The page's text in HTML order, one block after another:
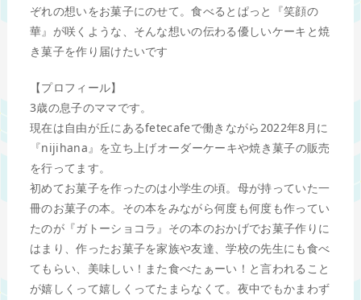
ぞれの想いをお菓子にのせて。食べるとぱっと『笑顔の
華』が咲くような、そんな想いの伝わる優しいケーキと焼
き菓子を作り届けたいです
【プロフィール】
3歳の息子のママです。
現在は自由が丘にあるfetecafeで働きながら2022年8月に
『nijihana』を立ち上げオーダーケーキや焼き菓子の販売
を行ってます。
初めてお菓子を作ったのは小学生の頃。母が持っていた一
冊のお菓子の本。その本をみながら何度も何度も作ってい
たのが『ガトーショコラ』その本のおかげでお菓子作りに
はまり、作ったお菓子を家族や友達、学校の先生にも食べ
てもらい、美味しい！また食べたぁーい！と言われること
が嬉しくって嬉しくってたまらなくて。夜中でもかまわず